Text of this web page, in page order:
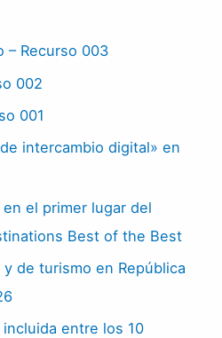
– Recurso 003
002
001
intercambio digital» en
el primer lugar del
Best of the Best
de turismo en República
incluida entre los 10